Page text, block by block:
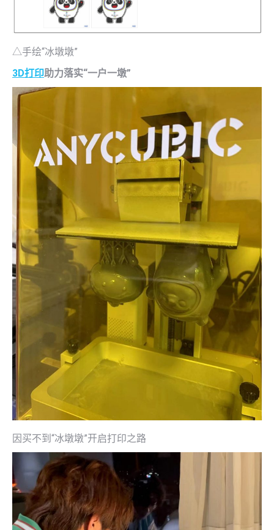
△手绘“冰墩墩”
3D打印助力落实“一户一墩”
因买不到“冰墩墩”开启打印之路